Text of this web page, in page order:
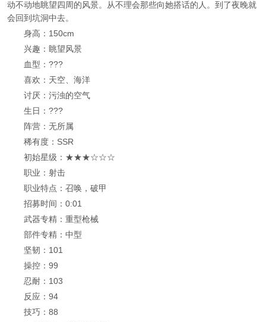
动不动地眺望四周的风景。从不理会那些向她搭话的人。到了夜晚就
会回到坑洞中去。
身高：150cm
兴趣：眺望风景
血型：???
喜欢：天空、海洋
讨厌：污浊的空气
生日：???
阵营：无所属
稀有度：SSR
初始星级：★★★☆☆☆
职业：射击
职业特点：召唤，破甲
招募时间：0:01
武器专精：重型枪械
部件专精：中型
坚韧：101
操控：99
忍耐：103
反应：94
技巧：88